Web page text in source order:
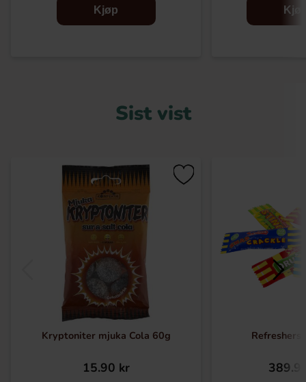
Kjøp
Sist vist
Kryptoniter mjuka Cola 60g
15.90 kr
Refreshers